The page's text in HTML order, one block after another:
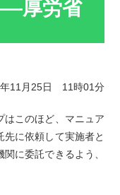
厚労省
11月25日 11時01分
はこのほど、マニュア
に依頼して実施者と
に委託できるよう、